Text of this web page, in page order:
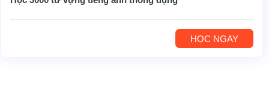
HỌC NGAY